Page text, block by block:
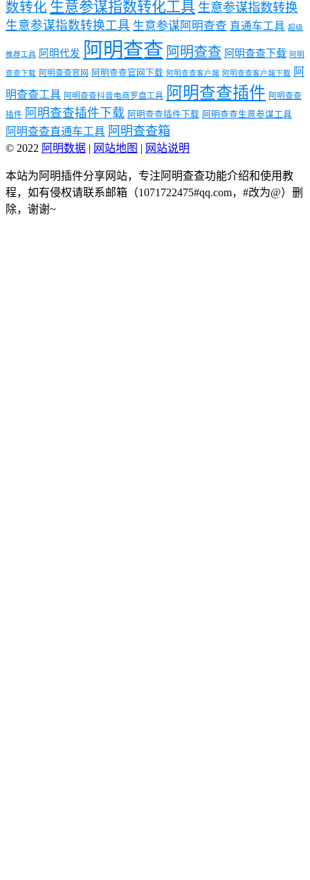
数转化 生意参谋指数转化工具 生意参谋指数转换
生意参谋指数转换工具 生意参谋阿明查查 直通车工具 超级
推荐工具 阿明代发 阿明查查 阿明查查 阿明查查下载 阿明
查查下载 阿明查查官网 阿明查查官网下载 阿明查查客户端 阿明查查客户端下载
阿
明查查工具 阿明查查抖音电商罗盘工具 阿明查查插件 阿明查查
插件 阿明查查插件下载 阿明查查插件下载 阿明查查生意参谋工具
阿明查查直通车工具 阿明查查箱
© 2022 阿明数据 | 网站地图 | 网站说明
本站为阿明插件分享网站，专注阿明查查功能介绍和使用教
程，如有侵权请联系邮箱（1071722475#qq.com，#改为@）删
除，谢谢~